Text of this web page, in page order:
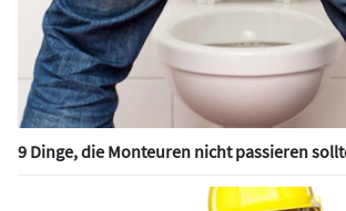
9 Dinge, die Monteuren nicht passieren